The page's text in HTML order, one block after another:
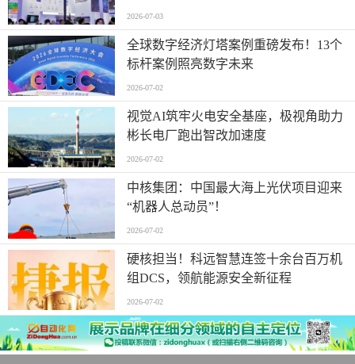
2026-07-03
全球数字经济灯塔案例重磅发布！13个
标杆案例照亮数字未来
2026-07-02
视觉AI筑牢火电安全基座，极视角助力
彬长电厂跑出智改加速度
2026-07-02
中核集团：中国最大海上光伏项目迎来
“机器人总动员”！
2026-07-02
硬核担当！科远智慧连签十余台百万机
组DCS，领航能源安全新征程
2026-07-02